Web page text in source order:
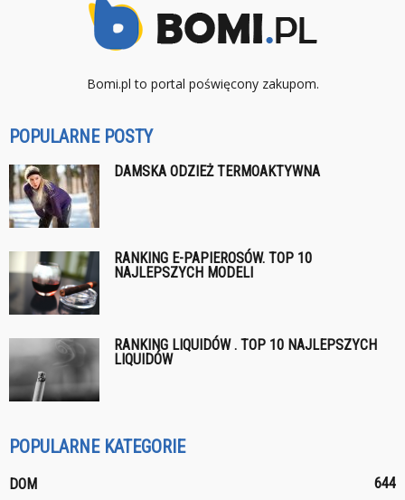
Bomi.pl to portal poświęcony zakupom.
POPULARNE POSTY
DAMSKA ODZIEŻ TERMOAKTYWNA
RANKING E-PAPIEROSÓW. TOP 10
NAJLEPSZYCH MODELI
RANKING LIQUIDÓW . TOP 10 NAJLEPSZYCH
LIQUIDÓW
POPULARNE KATEGORIE
DOM 644